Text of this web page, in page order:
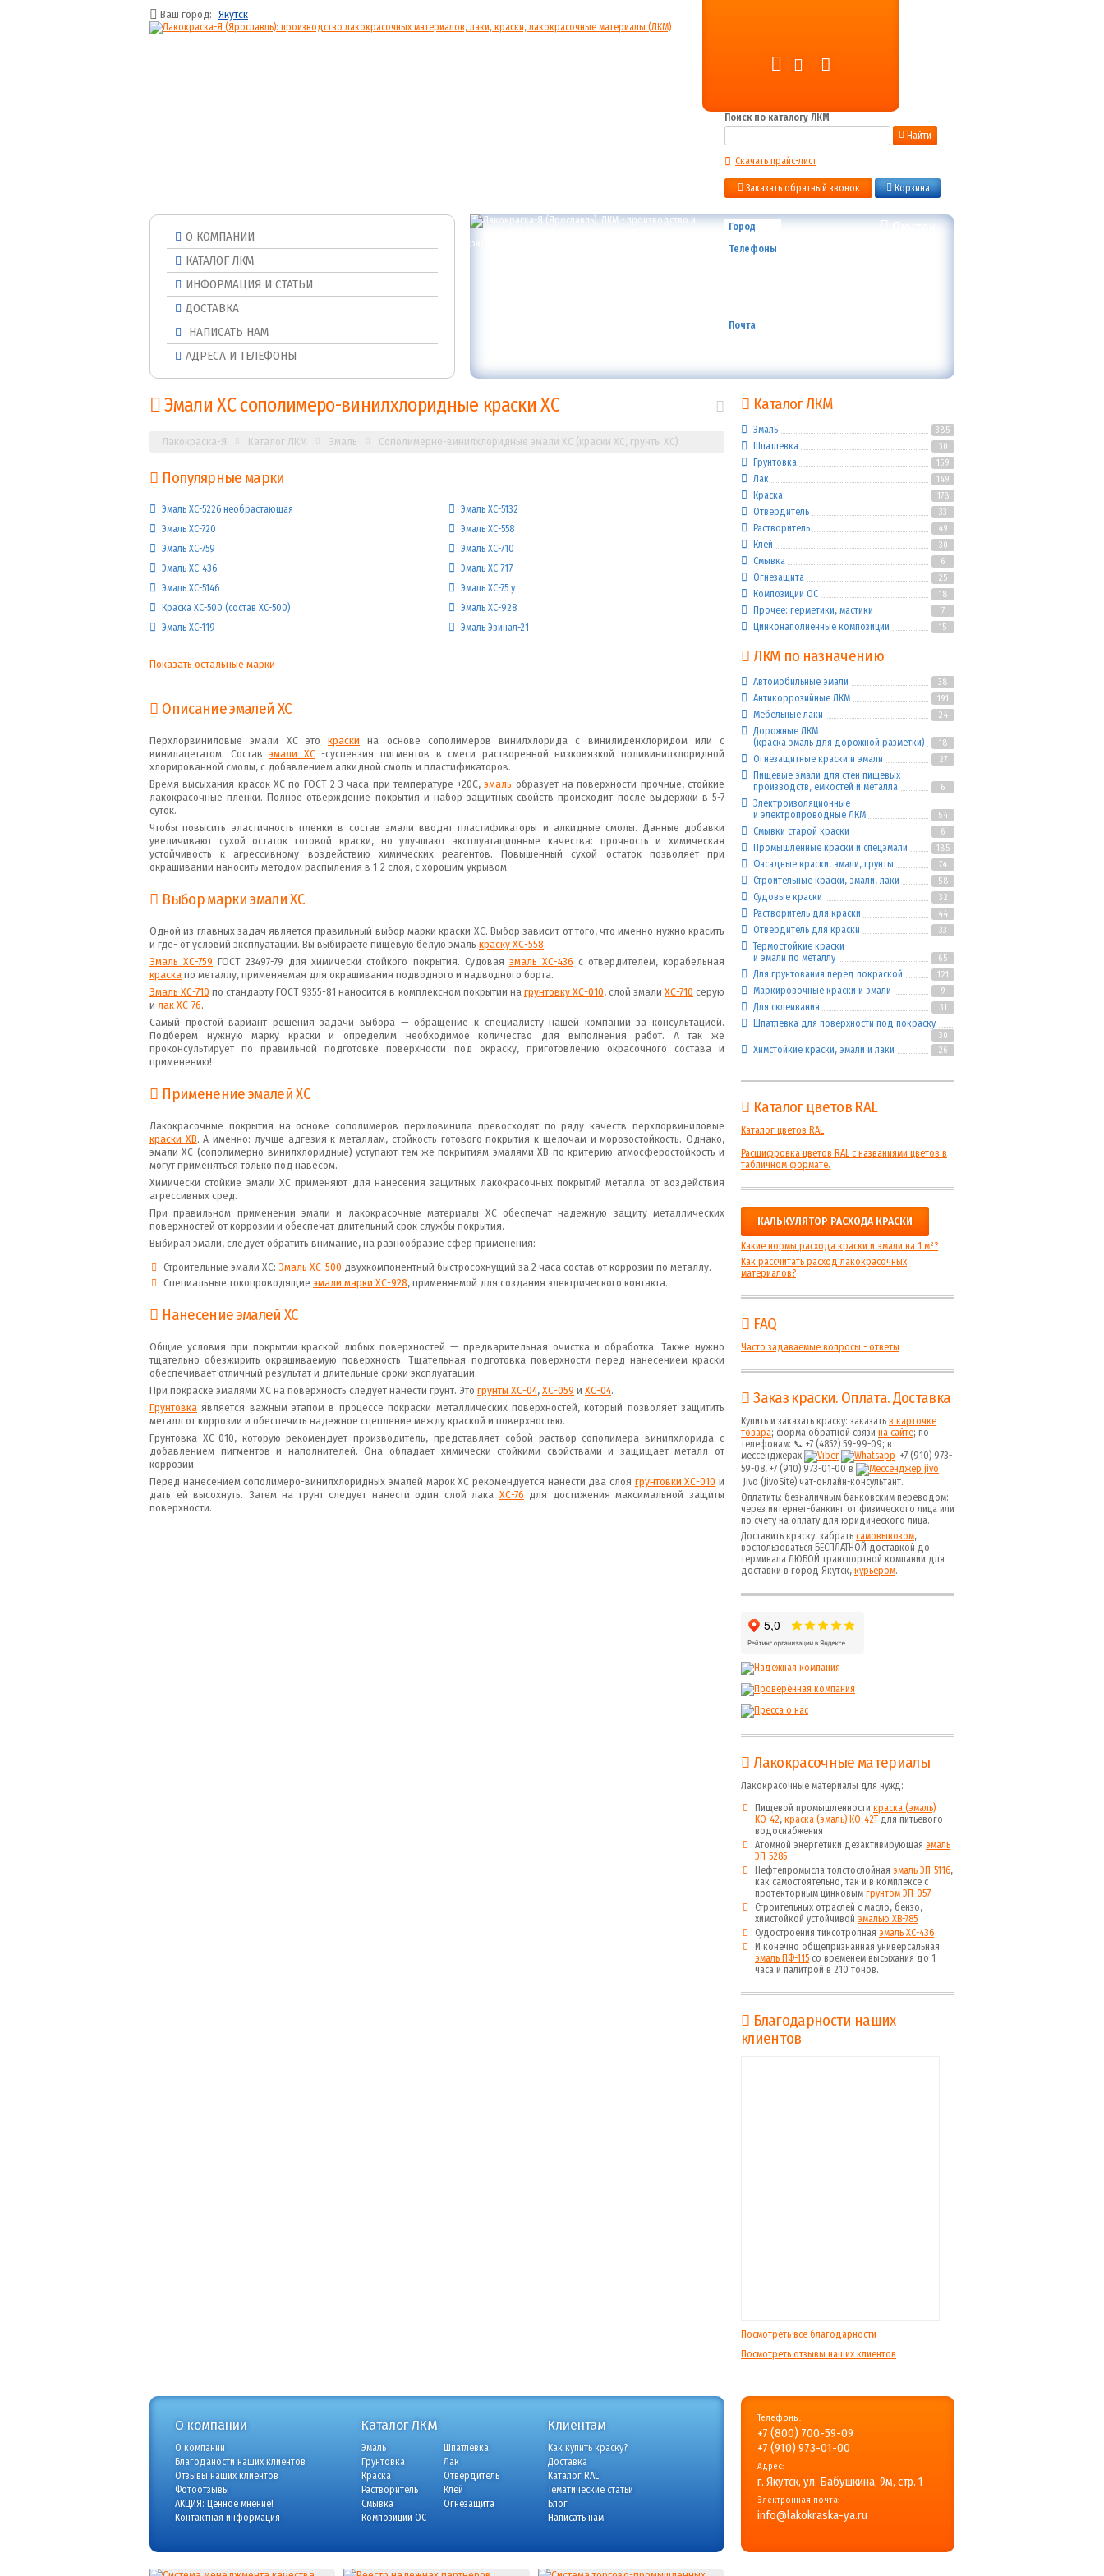
Ваш город: Якутск
Поиск по каталогу ЛКМ
Найти
Скачать прайс-лист
Заказать обратный звонок Корзина
О КОМПАНИИ
КАТАЛОГ ЛКМ
ИНФОРМАЦИЯ И СТАТЬИ
ДОСТАВКА
НАПИСАТЬ НАМ
АДРЕСА И ТЕЛЕФОНЫ
Город Якутск
Телефоны
Почта
Эмали ХС сополимеро-винилхлоридные краски ХС
Лакокраска-Я Каталог ЛКМ Эмаль Сополимерно-винилхлоридные эмали ХС (краски ХС, грунты ХС)
Популярные марки
Эмаль ХС-5226 необрастающая
Эмаль ХС-720
Эмаль ХС-759
Эмаль ХС-436
Эмаль ХС-5146
Краска ХС-500 (состав ХС-500)
Эмаль ХС-119
Эмаль ХС-5132
Эмаль ХС-558
Эмаль ХС-710
Эмаль ХС-717
Эмаль ХС-75 у
Эмаль ХС-928
Эмаль Эвинал-21
Показать остальные марки
Описаниеэмалей ХС
Перхлорвиниловые эмали ХС это краски на основе сополимеров винилхлорида с винилиденхлоридом или с
винилацетатом. Составэмали ХС-суспензия пигментов в смеси растворенной низковязкой поливинилхлоридной
хлорированной смолы, с добавлением алкидной смолы и пластификаторов.
Время высыхания красок ХС по ГОСТ 2-3 часа при температуре +20С,эмаль образует на поверхности прочные, стойкие
лакокрасочные пленки. Полное отверждение покрытия и набор защитных свойств происходит после выдержки в 5-7
суток.
Чтобы повысить эластичность пленки в состав эмали вводят пластификаторы и алкидные смолы. Данные добавки
увеличивают сухой остаток готовой краски, но улучшают эксплуатационные качества: прочность и химическая
устойчивость к агрессивному воздействию химических реагентов. Повышенный сухой остаток позволяет при
окрашивании наносить методом распыления в 1-2 слоя, с хорошим укрывом.
Выбор маркиэмали ХС
Одной из главных задач является правильный выбор марки краски ХС. Выбор зависит от того, что именно нужно красить
и где- от условий эксплуатации. Вы выбираете пищевую белую эмаль краску ХС-558.
Эмаль ХС-759 ГОСТ 23497-79 для химически стойкого покрытия. Судовая эмаль ХС-436 с отвердителем, корабельная
краскапо металлу, применяемая для окрашивания подводного и надводного борта.
Эмаль ХС-710 по стандарту ГОСТ 9355-81 наносится в комплексном покрытии нагрунтовку ХС-010, слой эмали ХС-710 серую
и лак ХС-76.
Самый простой вариант решения задачи выбора — обращение к специалисту нашей компании за консультацией.
Подберем нужную марку краски и определим необходимое количество для выполнения работ. А так же
проконсультирует по правильной подготовке поверхности под окраску, приготовлению окрасочного состава и
применению!
Применение эмалей ХС
Лакокрасочные покрытия на основе сополимеров перхловинила превосходят по ряду качеств перхлорвиниловые
краски ХВ. А именно: лучше адгезия к металлам, стойкость готового покрытия к щелочам и морозостойкость. Однако,
эмали ХС (сополимерно-винилхлоридные) уступают тем же покрытиям эмалями ХВ по критерию атмосферостойкость и
могут применяться только под навесом.
Химически стойкие эмали ХС применяют для нанесения защитных лакокрасочных покрытий металла от воздействия
агрессивных сред.
При правильном применении эмали и лакокрасочные материалы ХС обеспечат надежную защиту металлических
поверхностей от коррозии и обеспечат длительный срок службы покрытия.
Выбирая эмали, следует обратить внимание, на разнообразие сфер применения:
Строительные эмали ХС: Эмаль ХС-500 двухкомпонентный быстросохнущий за 2 часа состав от коррозии по металлу.
Специальные токопроводящие эмали марки ХС-928, применяемой для создания электрического контакта.
Нанесение эмалей ХС
Общие условия при покрытии краской любых поверхностей — предварительная очистка и обработка. Также нужно
тщательно обезжирить окрашиваемую поверхность. Тщательная подготовка поверхности перед нанесением краски
обеспечивает отличный результат и длительные сроки эксплуатации.
При покраске эмалями ХС на поверхность следует нанести грунт. Это грунты ХС-04,ХС-059 и ХС-04.
Грунтовка является важным этапом в процессе покраски металлических поверхностей, который позволяет защитить
металл от коррозии и обеспечить надежное сцепление между краской и поверхностью.
Грунтовка ХС-010, которую рекомендует производитель, представляет собой раствор сополимера винилхлорида с
добавлением пигментов и наполнителей. Она обладает химически стойкими свойствами и защищает металл от
коррозии.
Перед нанесением сополимеро-винилхлоридных эмалей марок ХС рекомендуется нанести два слоя грунтовки ХС-010 и
дать ей высохнуть. Затем на грунт следует нанести один слой лака ХС-76 для достижения максимальной защиты
поверхности.
Каталог ЛКМ
Эмаль 385
Шпатлевка 30
Грунтовка 159
Лак 149
Краска 178
Отвердитель 33
Растворитель 49
Клей 30
Смывка 6
Огнезащита 25
Композиции ОС 18
Прочее: герметики, мастики 7
Цинконаполненные композиции 15
ЛКМ по назначению
Автомобильные эмали 38
Антикоррозийные ЛКМ 191
Мебельные лаки 24
Дорожные ЛКМ
(краска эмаль для дорожной разметки)
18
Огнезащитные краски и эмали 27
Пищевые эмали для стен пищевых
производств, емкостей и металла
6
Электроизоляционные
и электропроводные ЛКМ
54
Смывки старой краски 6
Промышленные краски и спецэмали 185
Фасадные краски, эмали, грунты 74
Строительные краски, эмали, лаки 58
Судовые краски 32
Растворитель для краски 44
Отвердитель для краски 33
Термостойкие краски
и эмали по металлу
65
Для грунтования перед покраской 121
Маркировочные краски и эмали 9
Для склеивания 31
Шпатлевка для поверхности под покраску
30
Химстойкие краски, эмали и лаки 26
Каталог цветов RAL
Каталог цветов RAL
Расшифровка цветов RAL с названиями цветов в
табличном формате.
КАЛЬКУЛЯТОР РАСХОДА КРАСКИ
Какие нормы расхода краски и эмали на 1 м²?
Как рассчитать расход лакокрасочных
материалов?
FAQ
Часто задаваемые вопросы - ответы
Заказ краски. Оплата. Доставка
Купить и заказать краску: заказать в карточке
товара; форма обратной связи на сайте; по
телефонам: 📞 +7 (4852) 59-99-09; в
мессенджерах
+7 (910) 973-
59-08, +7 (910) 973-01-00 в
Jivo (JivoSite) чат-онлайн-консультант.
Оплатить: безналичным банковским переводом:
через интернет-банкинг от физического лица или
по счету на оплату для юридического лица.
Доставить краску: забрать самовывозом,
воспользоваться БЕСПЛАТНОЙ доставкой до
терминала ЛЮБОЙ транспортной компании для
доставки в город Якутск, курьером.
Лакокрасочные материалы
Лакокрасочные материалы для нужд:
Пищевой промышленности краска (эмаль)
КО-42, краска (эмаль) КО-42Т для питьевого
водоснабжения
Атомной энергетики дезактивирующая эмаль
ЭП-5285
Нефтепромысла толстослойная эмаль ЭП-5116,
как самостоятельно, так и в комплексе с
протекторным цинковым грунтом ЭП-057
Строительных отраслей с масло, бензо,
химстойкой устойчивой эмалью ХВ-785
Судостроения тиксотропная эмаль ХС-436
И конечно общепризнанная универсальная
эмаль ПФ-115 со временем высыхания до 1
часа и палитрой в 210 тонов.
Благодарности наших
клиентов
Посмотреть все благодарности
Посмотреть отзывы наших клиентов
О компании
О компании
Благоданости наших клиентов
Отзывы наших клиентов
Фотоотзывы
АКЦИЯ: Ценное мнение!
Контактная информация
Каталог ЛКМ
Эмаль
Шпатлевка
Грунтовка
Лак
Краска
Отвердитель
Растворитель
Клей
Смывка
Огнезащита
Композиции ОС
Клиентам
Как купить краску?
Доставка
Каталог RAL
Тематические статьи
Блог
Написать нам
Телефоны:
+7 (800) 700-59-09
+7 (910) 973-01-00
Адрес:
г. Якутск, ул. Бабушкина, 9м, стр. 1
Электронная почта:
info@lakokraska-ya.ru